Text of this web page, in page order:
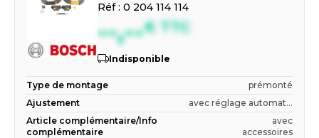
Réf : 0 204 114 114
--,--€ TTC
Indisponible
Type de montage
prémonté
Ajustement
avec réglage automat...
Article complémentaire/Info
complémentaire
avec
accessoires